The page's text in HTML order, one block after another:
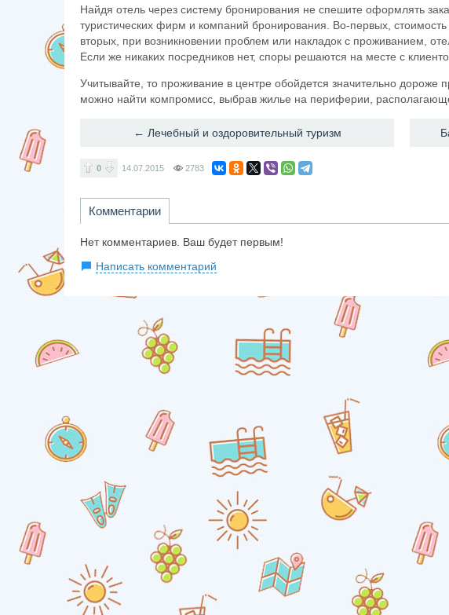
Найдя отель через систему бронирования не спешите оформлять
туристических фирм и компаний бронирования. Во-первых,
вторых, при возникновении проблем или накладок с проживанием,
Если же никаких посредников нет, споры решаются на месте с
Учитывайте, то проживание в центре обойдется значительно
можно найти компромисс, выбрав жилье на периферии,
← Лечебный и оздоровительный туризм
0 14.07.2015 2783
Комментарии
Нет комментариев. Ваш будет первым!
Написать комментарий